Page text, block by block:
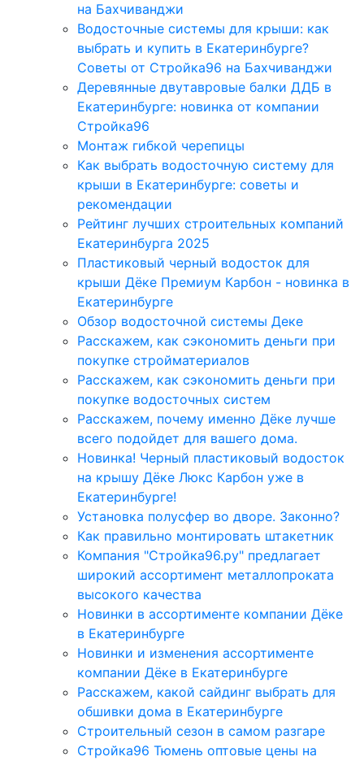
на Бахчиванджи
Водосточные системы для крыши: как
выбрать и купить в Екатеринбурге?
Советы от Стройка96 на Бахчиванджи
Деревянные двутавровые балки ДДБ в
Екатеринбурге: новинка от компании
Стройка96
Монтаж гибкой черепицы
Как выбрать водосточную систему для
крыши в Екатеринбурге: советы и
рекомендации
Рейтинг лучших строительных компаний
Екатеринбурга 2025
Пластиковый черный водосток для
крыши Дёке Премиум Карбон - новинка в
Екатеринбурге
Обзор водосточной системы Деке
Расскажем, как сэкономить деньги при
покупке стройматериалов
Расскажем, как сэкономить деньги при
покупке водосточных систем
Расскажем, почему именно Дёке лучше
всего подойдет для вашего дома.
Новинка! Черный пластиковый водосток
на крышу Дёке Люкс Карбон уже в
Екатеринбурге!
Установка полусфер во дворе. Законно?
Как правильно монтировать штакетник
Компания "Стройка96.ру" предлагает
широкий ассортимент металлопроката
высокого качества
Новинки в ассортименте компании Дёке
в Екатеринбурге
Новинки и изменения ассортименте
компании Дёке в Екатеринбурге
Расскажем, какой сайдинг выбрать для
обшивки дома в Екатеринбурге
Строительный сезон в самом разгаре
Стройка96 Тюмень оптовые цены на